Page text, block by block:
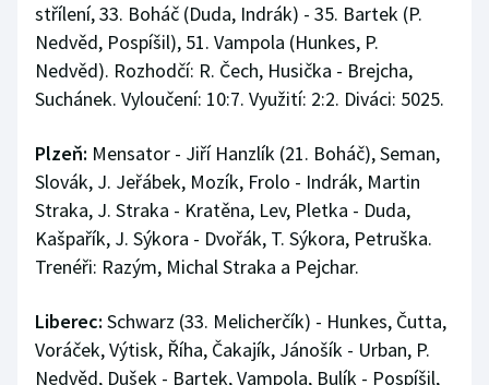
Volejbal
Ostatní
střílení, 33. Boháč (Duda, Indrák) - 35. Bartek (P.
Nedvěd, Pospíšil), 51. Vampola (Hunkes, P.
Nedvěd). Rozhodčí: R. Čech, Husička - Brejcha,
Suchánek. Vyloučení: 10:7. Využití: 2:2. Diváci: 5025.
Plzeň: Mensator - Jiří Hanzlík (21. Boháč), Seman,
Slovák, J. Jeřábek, Mozík, Frolo - Indrák, Martin
Straka, J. Straka - Kratěna, Lev, Pletka - Duda,
Kašpařík, J. Sýkora - Dvořák, T. Sýkora, Petruška.
Trenéři: Razým, Michal Straka a Pejchar.
Liberec: Schwarz (33. Melicherčík) - Hunkes, Čutta,
Voráček, Výtisk, Říha, Čakajík, Jánošík - Urban, P.
Nedvěd, Dušek - Bartek, Vampola, Bulík - Pospíšil,